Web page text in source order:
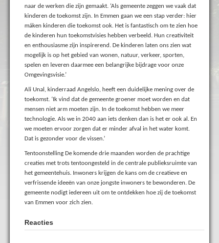
naar de werken die zijn gemaakt. ‘Als gemeente zeggen we vaak dat
kinderen de toekomst zijn. In Emmen gaan we een stap verder: hier
máken kinderen die toekomst ook. Het is fantastisch om te zien hoe
de kinderen hun toekomstvisies hebben verbeeld. Hun creativiteit
en enthousiasme zijn inspirerend. De kinderen laten ons zien wat
mogelijk is op het gebied van wonen, natuur, verkeer, sporten,
spelen en leveren daarmee een belangrijke bijdrage voor onze
Omgevingsvisie.’
Ali Unal, kinderraad Angelslo, heeft een duidelijke mening over de
toekomst. ‘Ik vind dat de gemeente groener moet worden en dat
mensen niet arm moeten zijn. In de toekomst hebben we meer
technologie. Als we in 2040 aan iets denken dan is het er ook al. En
we moeten ervoor zorgen dat er minder afval in het water komt.
Dat is gezonder voor de vissen.’
Tentoonstelling De komende drie maanden worden de prachtige
creaties met trots tentoongesteld in de centrale publieksruimte van
het gemeentehuis. Inwoners krijgen de kans om de creatieve en
verfrissende ideeën van onze jongste inwoners te bewonderen. De
gemeente nodigt iedereen uit om te ontdekken hoe zij de toekomst
van Emmen voor zich zien.
Reacties